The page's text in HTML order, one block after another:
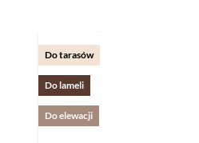
Do tarasów
Do lameli
Do elewacji